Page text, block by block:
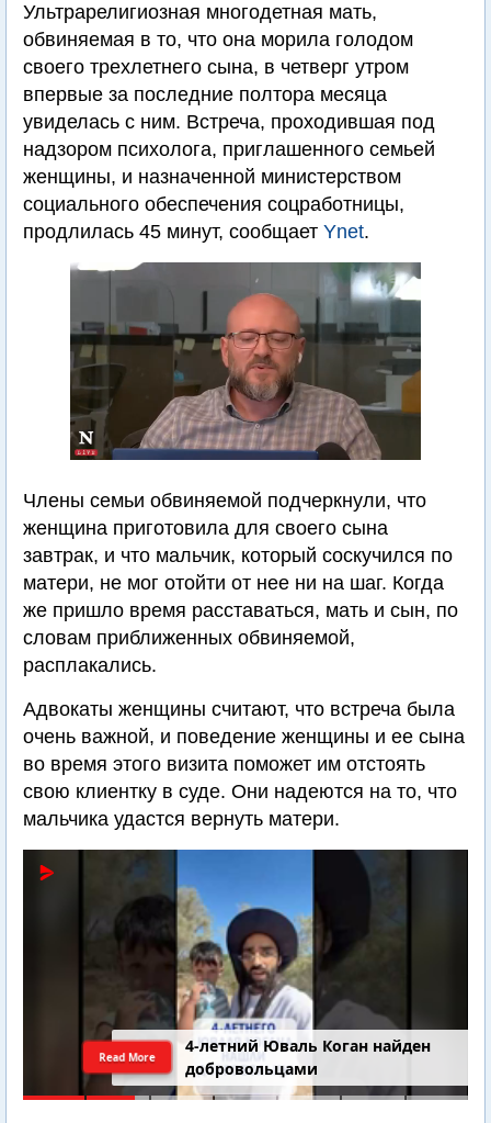
Ультрарелигиозная многодетная мать,
обвиняемая в то, что она морила голодом
своего трехлетнего сына, в четверг утром
впервые за последние полтора месяца
увиделась с ним. Встреча, проходившая под
надзором психолога, приглашенного семьей
женщины, и назначенной министерством
социального обеспечения соцработницы,
продлилась 45 минут, сообщает Ynet.
Члены семьи обвиняемой подчеркнули, что
женщина приготовила для своего сына
завтрак, и что мальчик, который соскучился по
матери, не мог отойти от нее ни на шаг. Когда
же пришло время расставаться, мать и сын, по
словам приближенных обвиняемой,
расплакались.
Адвокаты женщины считают, что встреча была
очень важной, и поведение женщины и ее сына
во время этого визита поможет им отстоять
свою клиентку в суде. Они надеются на то, что
мальчика удастся вернуть матери.
4-летний Юваль Коган найден
добровольцами
Read More